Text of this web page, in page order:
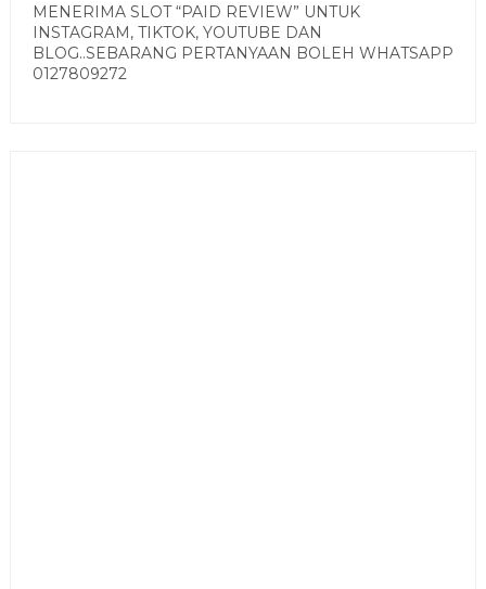
MENERIMA SLOT “PAID REVIEW” UNTUK
INSTAGRAM, TIKTOK, YOUTUBE DAN
BLOG..SEBARANG PERTANYAAN BOLEH WHATSAPP
0127809272